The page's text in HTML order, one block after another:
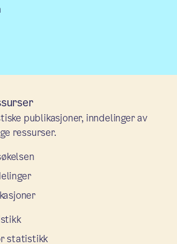
publikasjoner, inndelinger av
ressurser.
statistikk